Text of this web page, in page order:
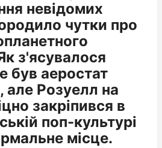
невідомих
чутки про
з'ясувалося
був аеростат
Розуелл на
закріпився в
поп-культурі
місце.